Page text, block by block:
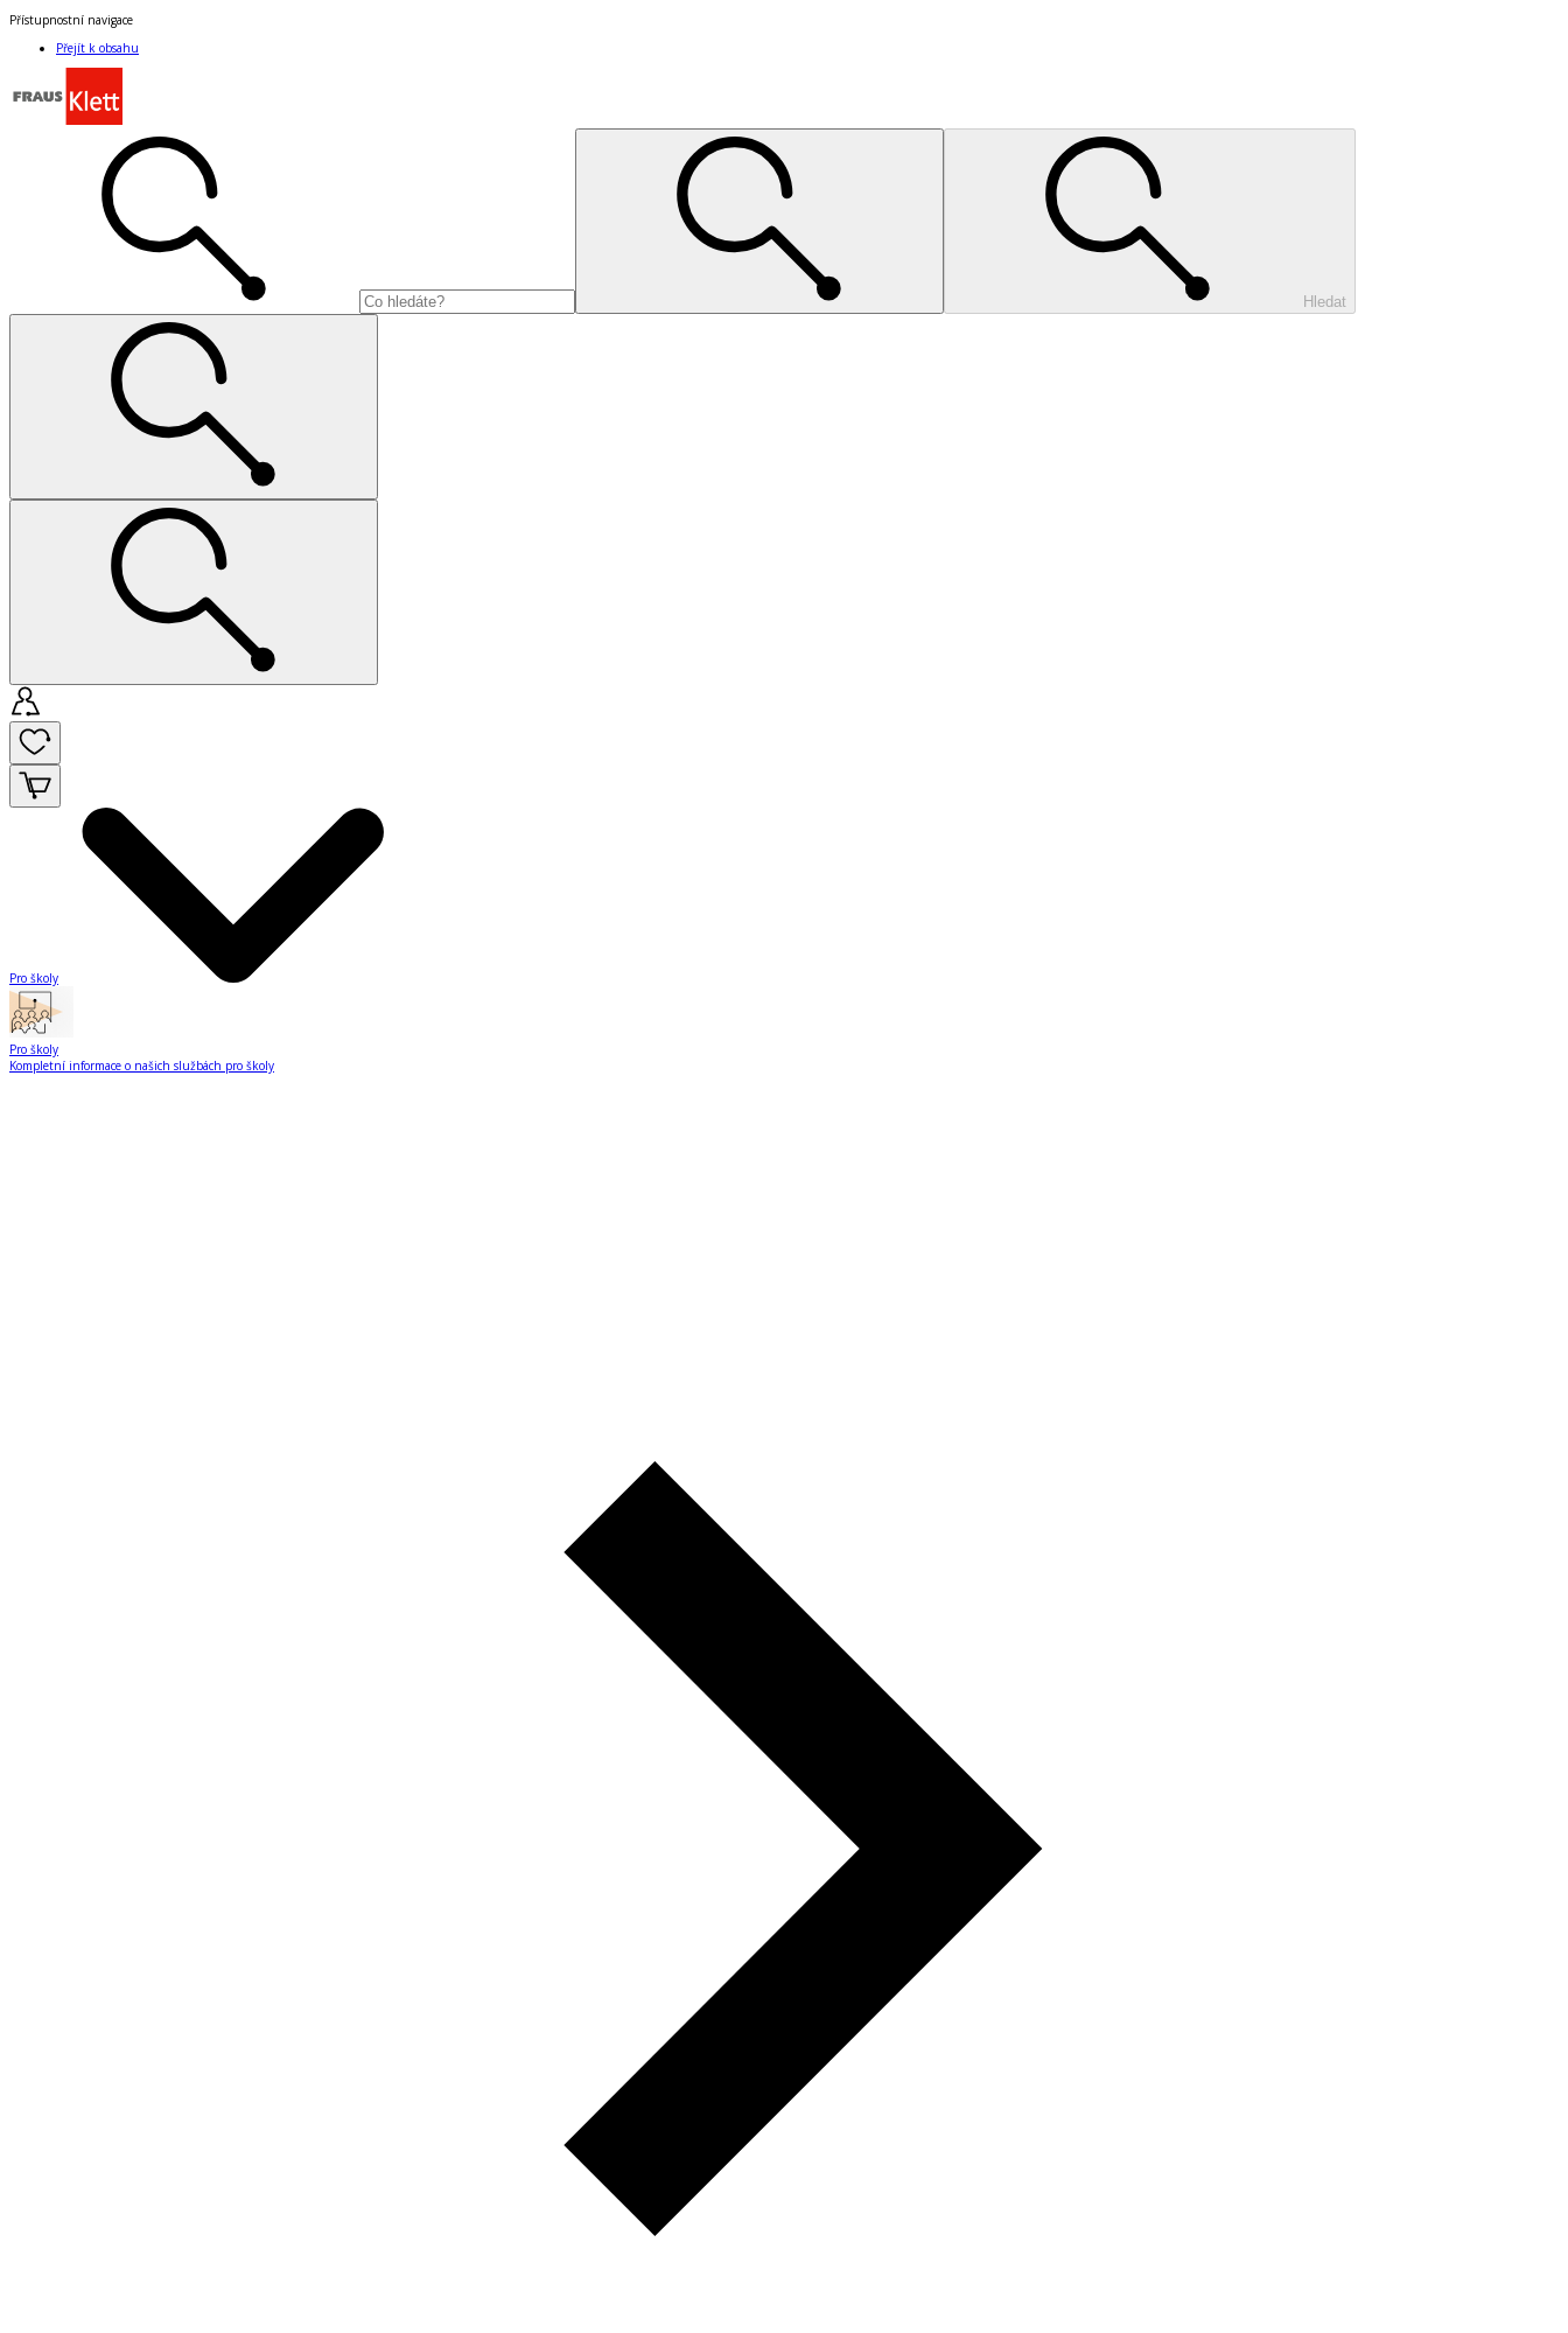
Přístupnostní navigace
Přejít k obsahu
Hledat
Pro školy
Pro školy
Kompletní informace o našich službách pro školy